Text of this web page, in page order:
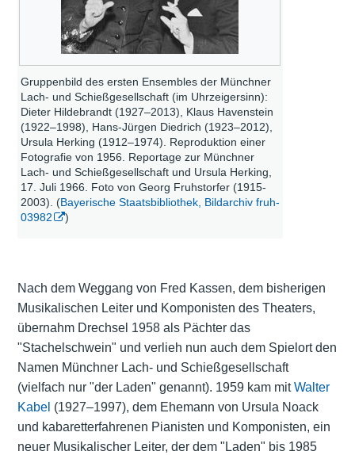
Gruppenbild des ersten Ensembles der Münchner
Lach- und Schießgesellschaft (im Uhrzeigersinn):
Dieter Hildebrandt (1927–2013), Klaus Havenstein
(1922–1998), Hans-Jürgen Diedrich (1923–2012),
Ursula Herking (1912–1974). Reproduktion einer
Fotografie von 1956. Reportage zur Münchner
Lach- und Schießgesellschaft und Ursula Herking,
17. Juli 1966. Foto von Georg Fruhstorfer (1915-
2003). (Bayerische Staatsbibliothek, Bildarchiv fruh-
03982
)
Nach dem Weggang von Fred Kassen, dem bisherigen
Musikalischen Leiter und Komponisten des Theaters,
übernahm Drechsel 1958 als Pächter das
"Stachelschwein" und verlieh nun auch dem Spielort den
Namen Münchner Lach- und Schießgesellschaft
(vielfach nur "der Laden" genannt). 1959 kam mitWalter
Kabel (1927–1997), dem Ehemann von Ursula Noack
und kabaretterfahrenen Pianisten und Komponisten, ein
neuer Musikalischer Leiter, der dem "Laden" bis 1985